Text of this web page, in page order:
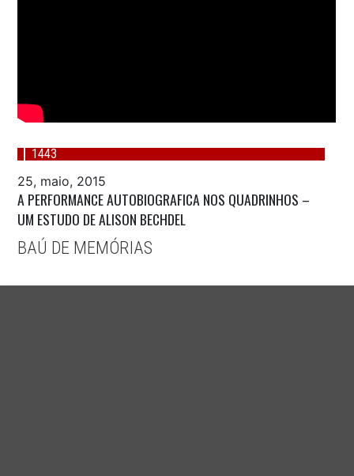
1443
25, maio, 2015
A PERFORMANCE AUTOBIOGRAFICA NOS QUADRINHOS –
UM ESTUDO DE ALISON BECHDEL
BAÚ DE MEMÓRIAS